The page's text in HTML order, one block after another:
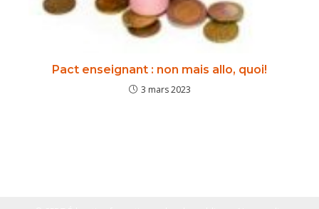
Pact enseignant : non mais allo, quoi!
3 mars 2023